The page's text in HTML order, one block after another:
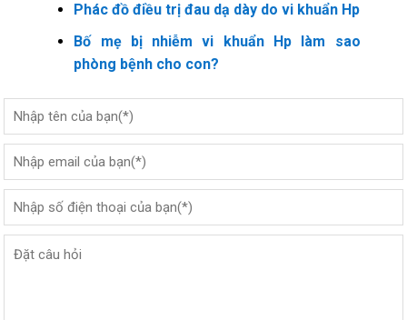
Phác đồ điều trị đau dạ dày do vi khuẩn Hp
Bố mẹ bị nhiễm vi khuẩn Hp làm sao
phòng bệnh cho con?